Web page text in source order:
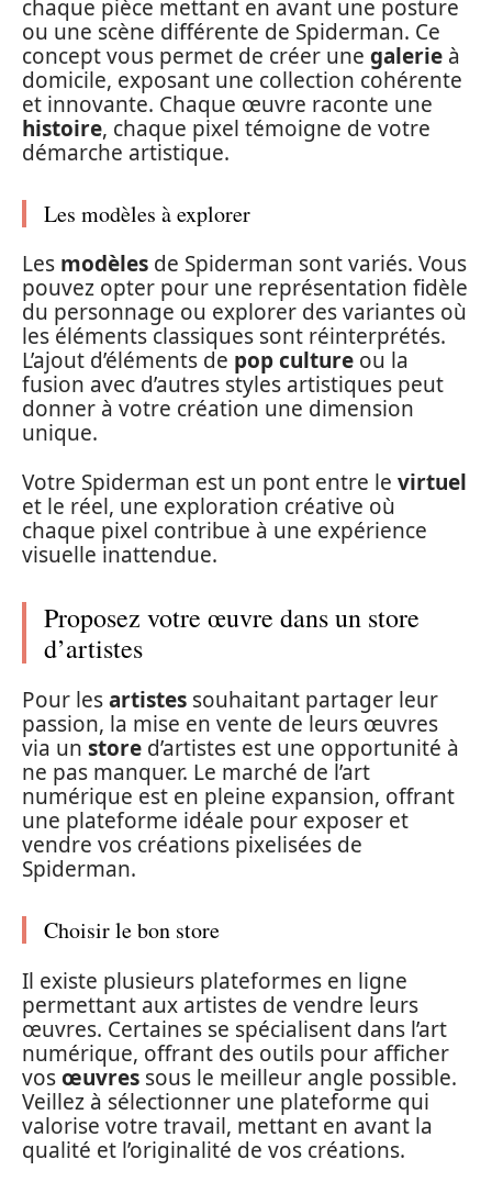
chaque pièce mettant en avant une posture
ou une scène différente de Spiderman. Ce
concept vous permet de créer une galerie à
domicile, exposant une collection cohérente
et innovante. Chaque œuvre raconte une
histoire, chaque pixel témoigne de votre
démarche artistique.
Les modèles à explorer
Les modèles de Spiderman sont variés. Vous
pouvez opter pour une représentation fidèle
du personnage ou explorer des variantes où
les éléments classiques sont réinterprétés.
L’ajout d’éléments de pop culture ou la
fusion avec d’autres styles artistiques peut
donner à votre création une dimension
unique.
Votre Spiderman est un pont entre le virtuel
et le réel, une exploration créative où
chaque pixel contribue à une expérience
visuelle inattendue.
Proposez votre œuvre dans un store
d’artistes
Pour lesartistes souhaitant partager leur
passion, la mise en vente de leurs œuvres
via un store d’artistes est une opportunité à
ne pas manquer. Le marché de l’art
numérique est en pleine expansion, offrant
une plateforme idéale pour exposer et
vendre vos créations pixelisées de
Spiderman.
Choisir le bon store
Il existe plusieurs plateformes en ligne
permettant aux artistes de vendre leurs
œuvres. Certaines se spécialisent dans l’art
numérique, offrant des outils pour afficher
vosœuvres sous le meilleur angle possible.
Veillez à sélectionner une plateforme qui
valorise votre travail, mettant en avant la
qualité et l’originalité de vos créations.